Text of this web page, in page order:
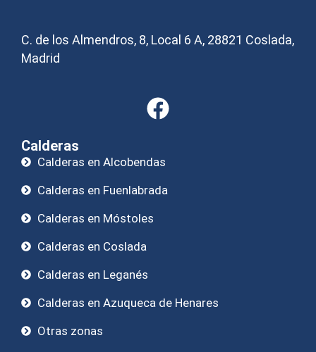
C. de los Almendros, 8, Local 6 A, 28821 Coslada,
Madrid
Calderas
Calderas en Alcobendas
Calderas en Fuenlabrada
Calderas en Móstoles
Calderas en Coslada
Calderas en Leganés
Calderas en Azuqueca de Henares
Otras zonas